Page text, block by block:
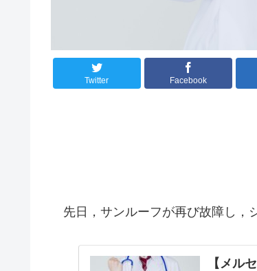
Twitter Facebook
先日，サンルーフが再び故障し，
【メル